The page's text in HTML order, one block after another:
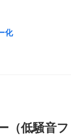
化
（低騒音フ